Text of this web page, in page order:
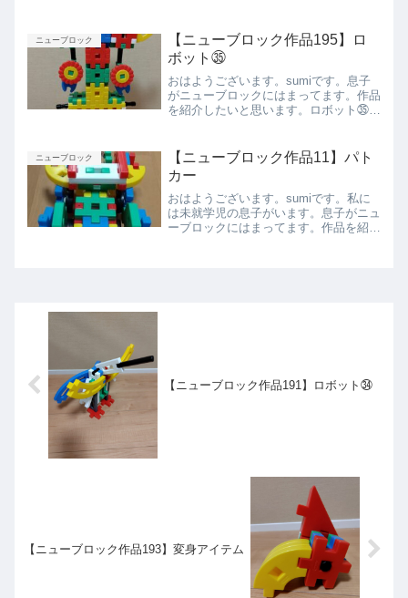
作った鉄砲⑮を紹介しました。また紹介
します。
ニューブロック
【ニューブロック作品195】ロ
ボット㉟
おはようございます。sumiです。息子
がニューブロックにはまってます。作品
を紹介したいと思います。ロボット㉟正
また紹介します。
ニューブロック
【ニューブロック作品11】パト
カー
おはようございます。sumiです。私に
は未就学児の息子がいます。息子がニュ
ーブロックにはまってます。作品を紹介
【ニューブロック作品191】ロボット㉞
【ニューブロック作品193】変身アイテム